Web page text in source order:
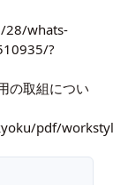
28/whats-
?
の取組につい
pdf/